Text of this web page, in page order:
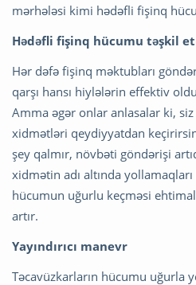
mərhələsi kimi hədəfli fişinq
Hədəfli fişinq hücumu təşkil
Hər dəfə fişinq məktubları
qarşı hansı hiylələrin effektiv
Amma əgər onlar anlasalar ki,
xidmətləri qeydiyyatdan
şey qalmır, növbəti göndərişi
xidmətin adı altında
hücumun uğurlu keçməsi
artır.
Yayındırıcı manevr
Təcavüzkarların hücumu uğurla